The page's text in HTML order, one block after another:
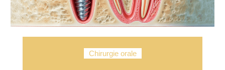
Chirurgie orale